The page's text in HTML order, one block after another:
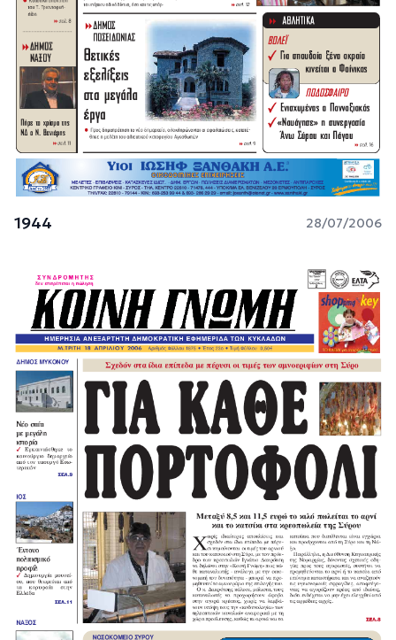
1944 28/07/2006